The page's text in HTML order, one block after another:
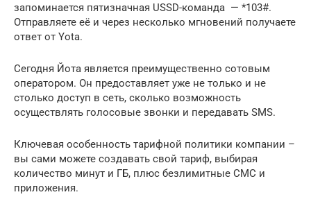
запоминается пятизначная USSD-команда — *103#.
Отправляете её и через несколько мгновений получаете
ответ от Yota.
Сегодня Йота является преимущественно сотовым
оператором. Он предоставляет уже не только и не
столько доступ в сеть, сколько возможность
осуществлять голосовые звонки и передавать SMS.
Ключевая особенность тарифной политики компании –
вы сами можете создавать свой тариф, выбирая
количество минут и ГБ, плюс безлимитные СМС и
приложения.